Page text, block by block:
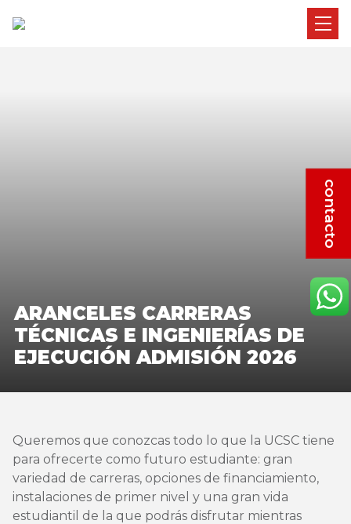
ARANCELES CARRERAS
TÉCNICAS E INGENIERÍAS DE
EJECUCIÓN ADMISIÓN 2026
Queremos que conozcas todo lo que la UCSC tiene
para ofrecerte como futuro estudiante: gran
variedad de carreras, opciones de financiamiento,
instalaciones de primer nivel y una gran vida
estudiantil de la que podrás disfrutar mientras
contacto